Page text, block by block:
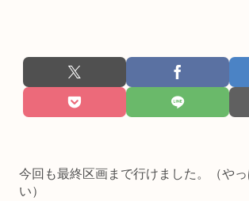
今回も最終区画まで行けました。（や
い）